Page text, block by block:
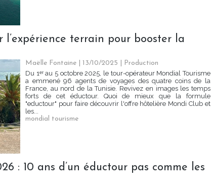
l’expérience terrain pour booster la
Maëlle Fontaine | 13/10/2025
Production
Du 1ᵉʳ au 5 octobre 2025, le tour-opérateur Mondial Tourisme
a emmené 96 agents de voyages des quatre coins de la
France, au nord de la Tunisie. Revivez en images les temps
forts de cet éductour. Quoi de mieux que la formule
"eductour" pour faire découvrir l'offre hôtelière Mondi Club et
les...
mondial tourisme
: 10 ans d’un éductour pas comme les